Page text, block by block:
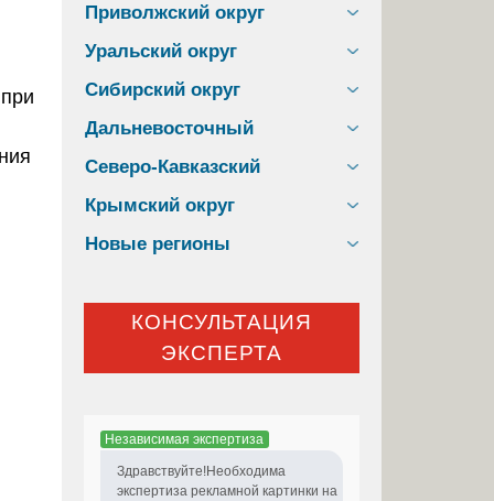
Приволжский округ
Уральский округ
Сибирский округ
Дальневосточный
Северо-Кавказский
Крымский округ
Новые регионы
КОНСУЛЬТАЦИЯ
ЭКСПЕРТА
Независимая экспертиза
Здравствуйте!Необходима
экспертиза рекламной картинки на